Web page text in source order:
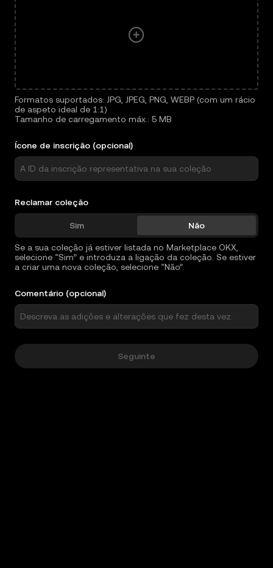
Escolha um ficheiro para carregar
Formatos suportados: JPG, JPEG, PNG, WEBP (com um rácio
de aspeto ideal de 1:1)
Tamanho de carregamento máx.: 5 MB
Ícone de inscrição (opcional)
Reclamar coleção
Sim Não
Se a sua coleção já estiver listada no Marketplace OKX,
selecione “Sim” e introduza a ligação da coleção. Se estiver
a criar uma nova coleção, selecione “Não”.
Comentário (opcional)
Seguinte